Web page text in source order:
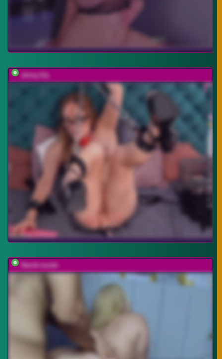
shiny-lily
Harsh-mode